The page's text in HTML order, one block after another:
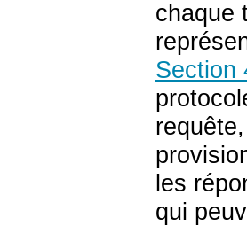
chaque
Section
les
qui